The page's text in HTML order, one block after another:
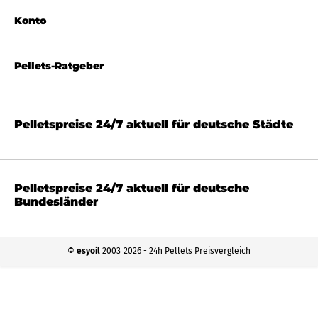
Pellets-Ratgeber
Konto
Pelletspreise 24/7 aktuell für deutsche Städte
Pelletspreise 24/7 aktuell für deutsche
Bundesländer
© esyoil 2003‐2026 - 24h Pellets Preisvergleich